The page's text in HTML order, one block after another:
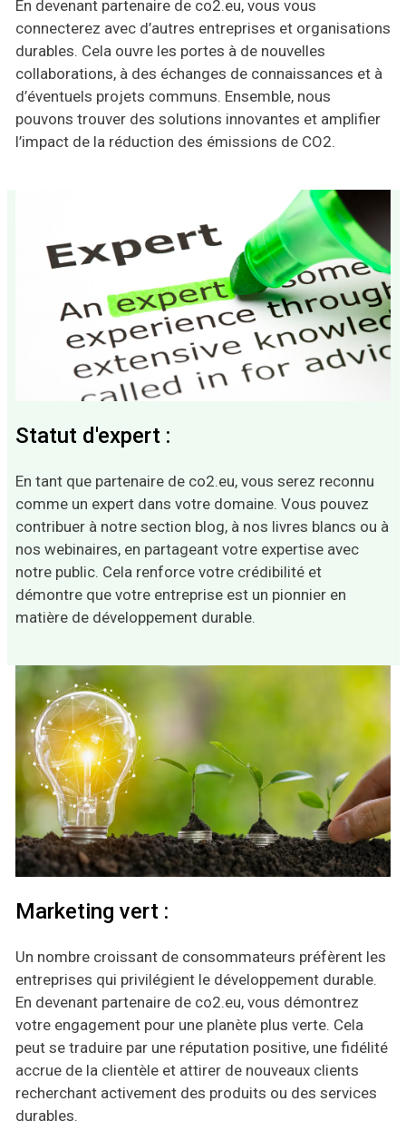
En devenant partenaire de co2.eu, vous vous
connecterez avec d’autres entreprises et organisations
durables. Cela ouvre les portes à de nouvelles
collaborations, à des échanges de connaissances et à
d’éventuels projets communs. Ensemble, nous
pouvons trouver des solutions innovantes et amplifier
l’impact de la réduction des émissions de CO2.
Statut d'expert :
En tant que partenaire de co2.eu, vous serez reconnu
comme un expert dans votre domaine. Vous pouvez
contribuer à notre section blog, à nos livres blancs ou à
nos webinaires, en partageant votre expertise avec
notre public. Cela renforce votre crédibilité et
démontre que votre entreprise est un pionnier en
matière de développement durable.
Marketing vert :
Un nombre croissant de consommateurs préfèrent les
entreprises qui privilégient le développement durable.
En devenant partenaire de co2.eu, vous démontrez
votre engagement pour une planète plus verte. Cela
peut se traduire par une réputation positive, une fidélité
accrue de la clientèle et attirer de nouveaux clients
recherchant activement des produits ou des services
durables.